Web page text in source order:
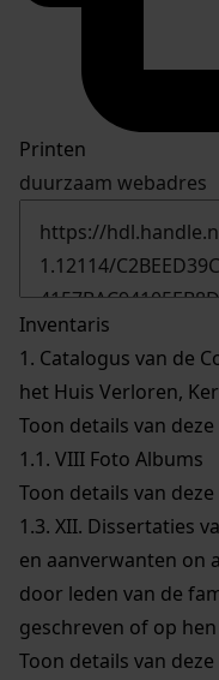
Printen
duurzaam webadres
Inventaris
1. Catalogus van de
het Huis Verloren,
Toon details van
1.1. VIII Foto Albums
Toon details van
1.3. XII. Dissertaties
en aanverwanten on
door leden van de
geschreven of op
Toon details van